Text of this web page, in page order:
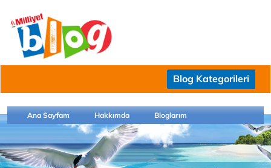
Blog Kategorileri
Ana Sayfam Hakkımda Bloglarım